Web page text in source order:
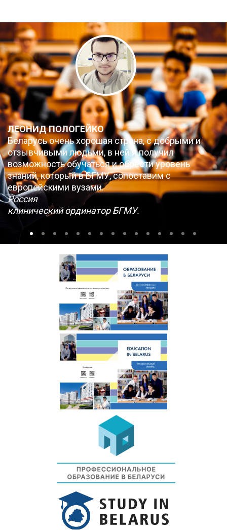
ЛЕОНИД ПОЛОГЕЙКО
Беларусь очень хорошая страна, с добрыми и
отзывчивыми людьми, в ней я получил
возможность обучаться и обрести уровень
знаний, который в БГМУ, сопоставим с
европейскими вузами.
Россия
клинический ординатор БГМУ.